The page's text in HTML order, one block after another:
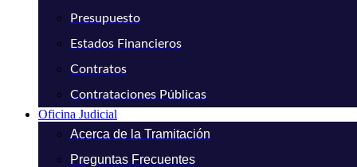
Presupuesto
Estados Financieros
Contratos
Contrataciones Públicas
Oficina Judicial
Acerca de la Tramitación
Preguntas Frecuentes